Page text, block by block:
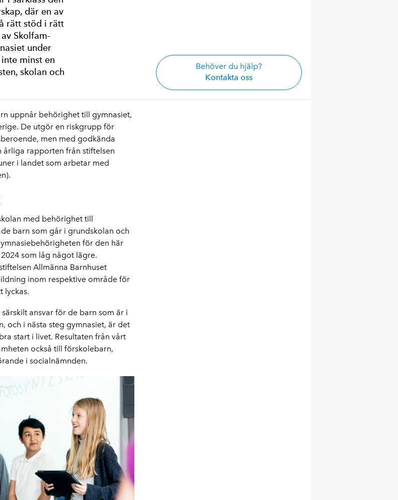
där en av
rätt stöd i rätt
Skolfam-
under
minst en
skolan och
Behöver du hjälp?
Kontakta oss
uppnår behörighet till gymnasiet,
De utgör en riskgrupp för
men med godkända
årliga rapporten från stiftelsen
i landet som arbetar med
med behörighet till
barn som går i grundskolan och
för den här
som låg något lägre.
Allmänna Barnhuset
inom respektive område för
lyckas.
ansvar för de barn som är i
och i nästa steg gymnasiet, är det
start i livet. Resultaten från vårt
också till förskolebarn,
i socialnämnden.